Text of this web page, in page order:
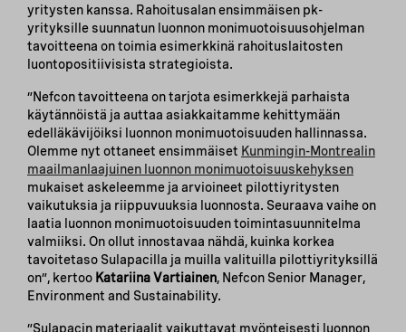
yritysten kanssa. Rahoitusalan ensimmäisen pk-
yrityksille suunnatun luonnon monimuotoisuusohjelman
tavoitteena on toimia esimerkkinä rahoituslaitosten
luontopositiivisista strategioista.
”Nefcon tavoitteena on tarjota esimerkkejä parhaista
käytännöistä ja auttaa asiakkaitamme kehittymään
edelläkävijöiksi luonnon monimuotoisuuden hallinnassa.
Olemme nyt ottaneet ensimmäiset Kunmingin-Montrealin
maailmanlaajuinen luonnon monimuotoisuuskehyksen
mukaiset askeleemme ja arvioineet pilottiyritysten
vaikutuksia ja riippuvuuksia luonnosta. Seuraava vaihe on
laatia luonnon monimuotoisuuden toimintasuunnitelma
valmiiksi. On ollut innostavaa nähdä, kuinka korkea
tavoitetaso Sulapacilla ja muilla valituilla pilottiyrityksillä
on”, kertoo Katariina Vartiainen, Nefcon Senior Manager,
Environment and Sustainability.
”Sulapacin materiaalit vaikuttavat myönteisesti luonnon